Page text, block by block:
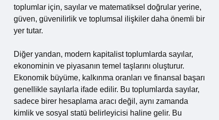
toplumlar için, sayılar ve matematiksel doğrular yerine,
güven, güvenilirlik ve toplumsal ilişkiler daha önemli bir
yer tutar.
Diğer yandan, modern kapitalist toplumlarda sayılar,
ekonominin ve piyasanın temel taşlarını oluşturur.
Ekonomik büyüme, kalkınma oranları ve finansal başarı
genellikle sayılarla ifade edilir. Bu toplumlarda sayılar,
sadece birer hesaplama aracı değil, aynı zamanda
kimlik ve sosyal statü belirleyicisi haline gelir. Bu